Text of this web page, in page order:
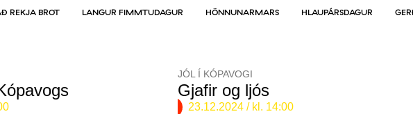
REKJA BROT LANGUR FIMMTUDAGUR HÖNNUNARMARS HLAUPÁRSDAGUR
JÓL Í KÓPAVOGI
Gjafir og ljós
23.12.2024/ kl. 14:00